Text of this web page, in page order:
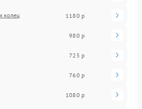
колец 1180 р
980 р
725 р
760 р
1080 р